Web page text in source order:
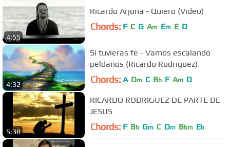
4:55
Ricardo Arjona - Quiero (Video)
Chords: F C G Am Em E D
4:32
Si tuvieras fe - Vamos escalando
peldaños (Ricardo Rodriguez)
Chords: A Dm C Bb F Am D
5:38
RICARDO RODRIGUEZ DE PARTE DE
JESUS
Chords: F Bb Gm C Dm Bbm Eb